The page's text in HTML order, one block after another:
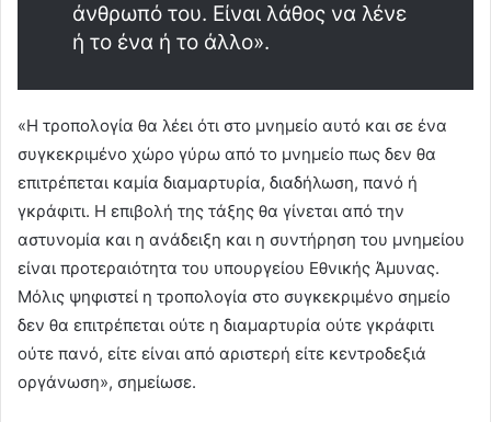
άνθρωπό του. Είναι λάθος να λένε
ή το ένα ή το άλλο».
«Η τροπολογία θα λέει ότι στο μνημείο αυτό και σε ένα
συγκεκριμένο χώρο γύρω από το μνημείο πως δεν θα
επιτρέπεται καμία διαμαρτυρία, διαδήλωση, πανό ή
γκράφιτι. Η επιβολή της τάξης θα γίνεται από την
αστυνομία και η ανάδειξη και η συντήρηση του μνημείου
είναι προτεραιότητα του υπουργείου Εθνικής Άμυνας.
Μόλις ψηφιστεί η τροπολογία στο συγκεκριμένο σημείο
δεν θα επιτρέπεται ούτε η διαμαρτυρία ούτε γκράφιτι
ούτε πανό, είτε είναι από αριστερή είτε κεντροδεξιά
οργάνωση», σημείωσε.